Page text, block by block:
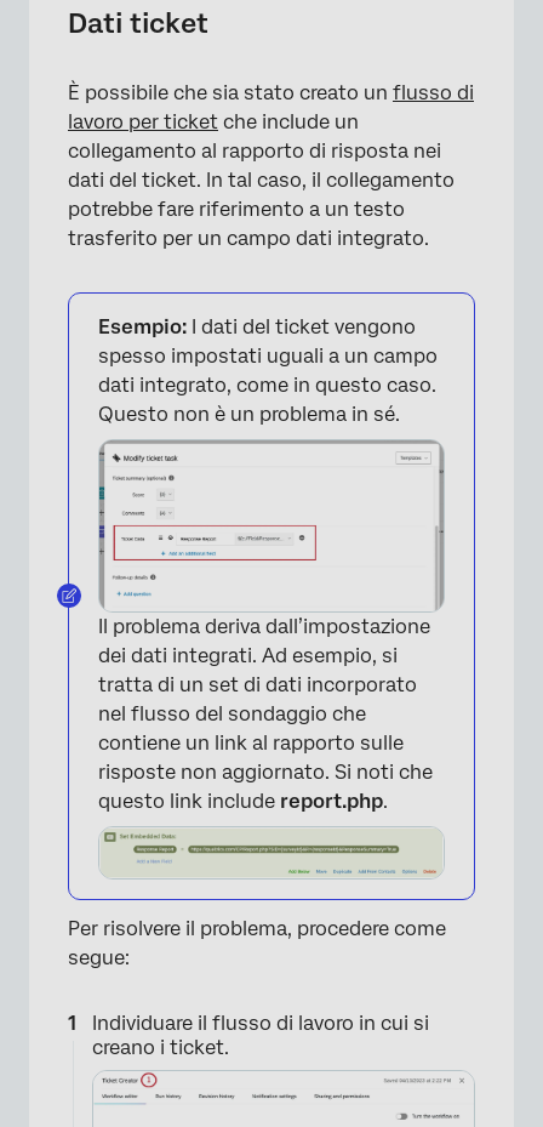
×
Dati ticket
È possibile che sia stato creato un flusso di
lavoro per ticket che include un
collegamento al rapporto di risposta nei
dati del ticket. In tal caso, il collegamento
potrebbe fare riferimento a un testo
trasferito per un campo dati integrato.
Esempio: I dati del ticket vengono
spesso impostati uguali a un campo
dati integrato, come in questo caso.
Questo non è un problema in sé.
Il problema deriva dall’impostazione
dei dati integrati. Ad esempio, si
tratta di un set di dati incorporato
nel flusso del sondaggio che
contiene un link al rapporto sulle
risposte non aggiornato. Si noti che
questo link include report.php.
Per risolvere il problema, procedere come
segue:
Individuare il flusso di lavoro in cui si
creano i ticket.